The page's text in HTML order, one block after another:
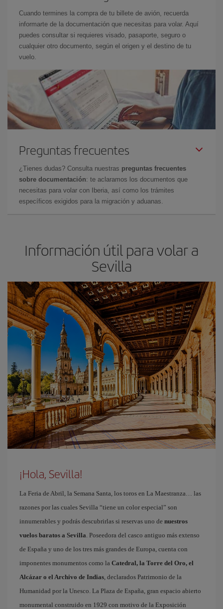
Cuando termines la compra de tu billete de avión, recuerda
informarte de la documentación que necesitas para volar. Aquí
puedes consultar si requieres visado, pasaporte, seguro o
cualquier otro documento, según el origen y el destino de tu
vuelo.
Preguntas frecuentes
¿Tienes dudas? Consulta nuestras preguntas frecuentes
sobre documentación: te aclaramos los documentos que
necesitas para volar con Iberia, así como los trámites
específicos exigidos para la migración y aduanas.
Información útil para volar a
Sevilla
¡Hola, Sevilla!
La Feria de Abril, la Semana Santa, los toros en La Maestranza… las
razones por las cuales Sevilla “tiene un color especial” son
innumerables y podrás descubrirlas si reservas uno de nuestros
vuelos baratos a Sevilla. Poseedora del casco antiguo más extenso
de España y uno de los tres más grandes de Europa, cuenta con
imponentes monumentos como la Catedral, la Torre del Oro, el
Alcázar o el Archivo de Indias, declarados Patrimonio de la
Humanidad por la Unesco. La Plaza de España, gran espacio abierto
monumental construido en 1929 con motivo de la Exposición